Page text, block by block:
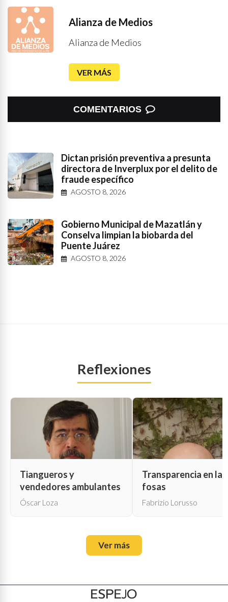
Alianza de Medios
Alianza de Medios
VER MÁS
COMENTARIOS
Dictan prisión preventiva a presunta
directora de Inverplux por el delito de
fraude específico
AGOSTO 8, 2026
Gobierno Municipal de Mazatlán y
Conselva limpian la biobarda del
Puente Juárez
AGOSTO 8, 2026
Reflexiones
Tiangueros y
vendedores ambulantes
Óscar Loza
Transparencia en las
fosas
Fabrizio Lorusso
Ver más